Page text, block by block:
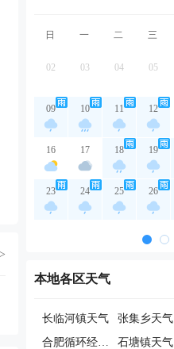
日 一 二 三
02 03 04 05
09 10 11 12
16 17 18 19
23 24 25 26
本地各区天气
长临河镇天气 张集乡天气
合肥循环经济示范园天气
石塘镇天气